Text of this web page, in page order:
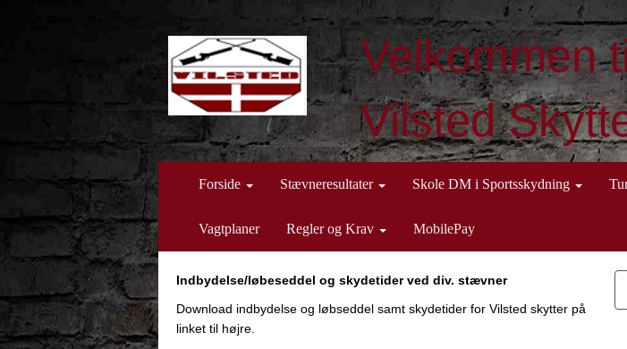
Velkommen
Vilsted
Forside Stævneresultater Skole DM i Sportsskydning
Vagtplaner Regler og Krav MobilePay
Indbydelse/løbeseddel og skydetider ved div. stævner
Download indbydelse og løbseddel samt skydetider for Vilsted skytter på
linket til højre.